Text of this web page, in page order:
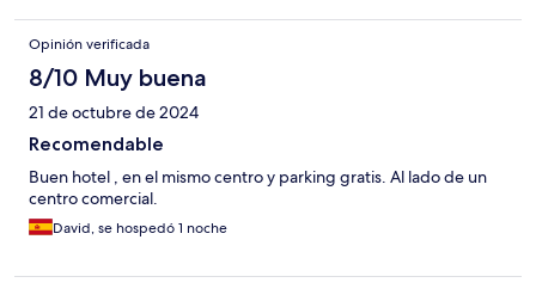
Opinión verificada
8/10 Muy buena
21 de octubre de 2024
Recomendable
Buen hotel , en el mismo centro y parking gratis. Al lado de un
centro comercial.
David, se hospedó 1 noche